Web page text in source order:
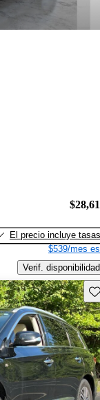
El precio incluye tasas
$539/mes
Verif. disponibilidad